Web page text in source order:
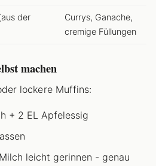
der
Currys, Ganache,
cremige Füllungen
machen
lockere Muffins:
+ 2 EL Apfelessig
leicht gerinnen - genau